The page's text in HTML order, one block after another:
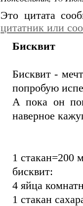
Это цитата
цитатник или
Бисквит
Бисквит -
попробую
А пока он
наверное
1 стакан=200
бисквит:
4 яйца
1 стакан